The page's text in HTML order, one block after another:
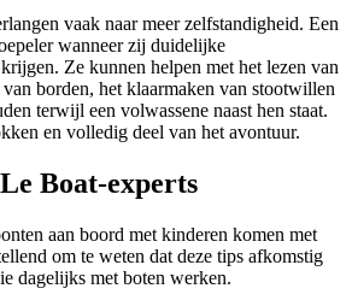
vaak naar meer zelfstandigheid. Een
wanneer zij duidelijke
Ze kunnen helpen met het lezen van
borden, het klaarmaken van stootwillen
terwijl een volwassene naast hen staat.
en volledig deel van het avontuur.
Boat-experts
aan boord met kinderen komen met
om te weten dat deze tips afkomstig
dagelijks met boten werken.